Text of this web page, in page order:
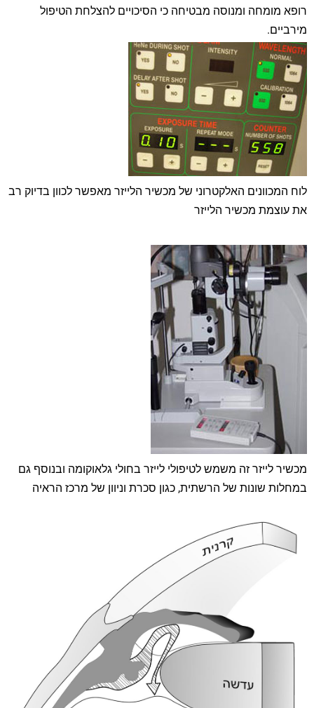
רופא מומחה ומנוסה מבטיחה כי הסיכויים להצלחת הטיפול
מירביים.
לוח המכוונים האלקטרוני של מכשיר הלייזר מאפשר לכוון בדיוק רב
את עוצמת מכשיר הלייזר
מכשיר לייזר זה משמש לטיפולי לייזר בחולי גלאוקומה ובנוסף גם
במחלות שונות של הרשתית, כגון סכרת וניוון של מרכז הראיה